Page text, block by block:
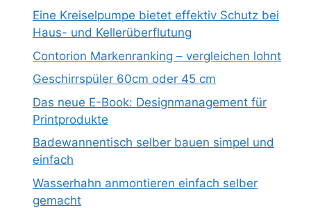
Eine Kreiselpumpe bietet effektiv Schutz bei
Haus- und Kellerüberflutung
Contorion Markenranking – vergleichen lohnt
Geschirrspüler 60cm oder 45 cm
Das neue E-Book: Designmanagement für
Printprodukte
Badewannentisch selber bauen simpel und
einfach
Wasserhahn anmontieren einfach selber
gemacht